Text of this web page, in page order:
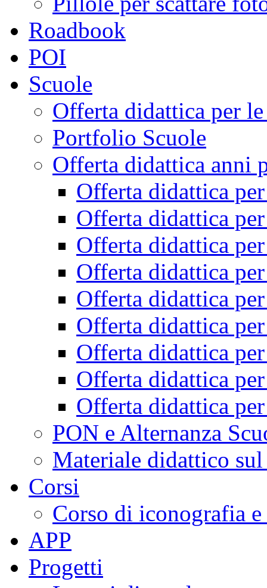
Roadbook
POI
Scuole
Offerta didattica per
Portfolio Scuole
Offerta didattica anni
Offerta didattica
Offerta didattica
Offerta didattica
Offerta didattica
Offerta didattica
Offerta didattica
Offerta didattica
Offerta didattica
Offerta didattica
PON e Alternanza
Materiale didattico
Corsi
Corso di iconografia
APP
Progetti